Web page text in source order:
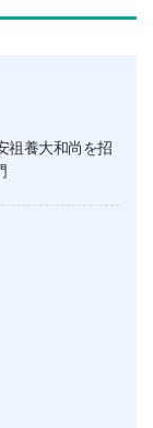
祖養大和尚を招